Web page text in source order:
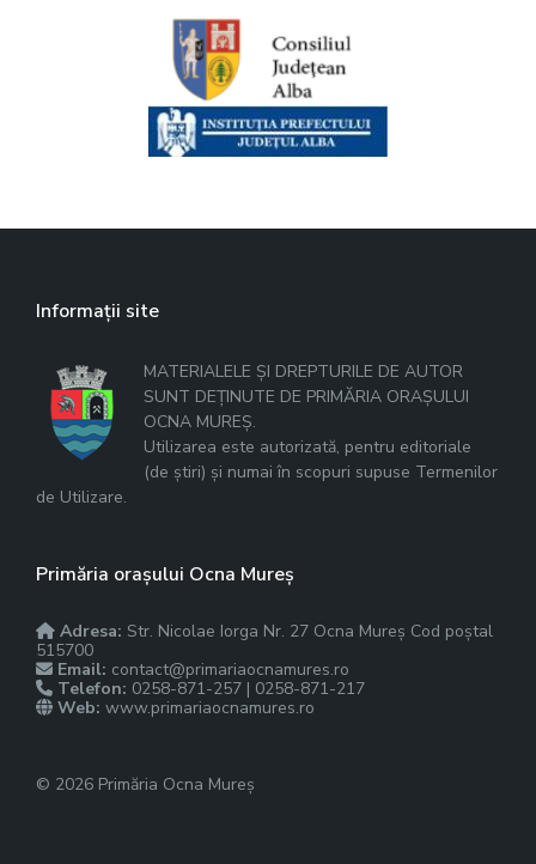
Informații site
MATERIALELE ȘI DREPTURILE DE AUTOR
SUNT DEȚINUTE DE PRIMĂRIA ORAȘULUI
OCNA MUREȘ.
Utilizarea este autorizată, pentru editoriale
(de știri) și numai în scopuri supuse Termenilor
de Utilizare.
Primăria orașului Ocna Mureș
Adresa: Str. Nicolae Iorga Nr. 27 Ocna Mureș Cod poștal
515700
Email: contact@primariaocnamures.ro
Telefon: 0258-871-257 | 0258-871-217
Web: www.primariaocnamures.ro
© 2026 Primăria Ocna Mureș